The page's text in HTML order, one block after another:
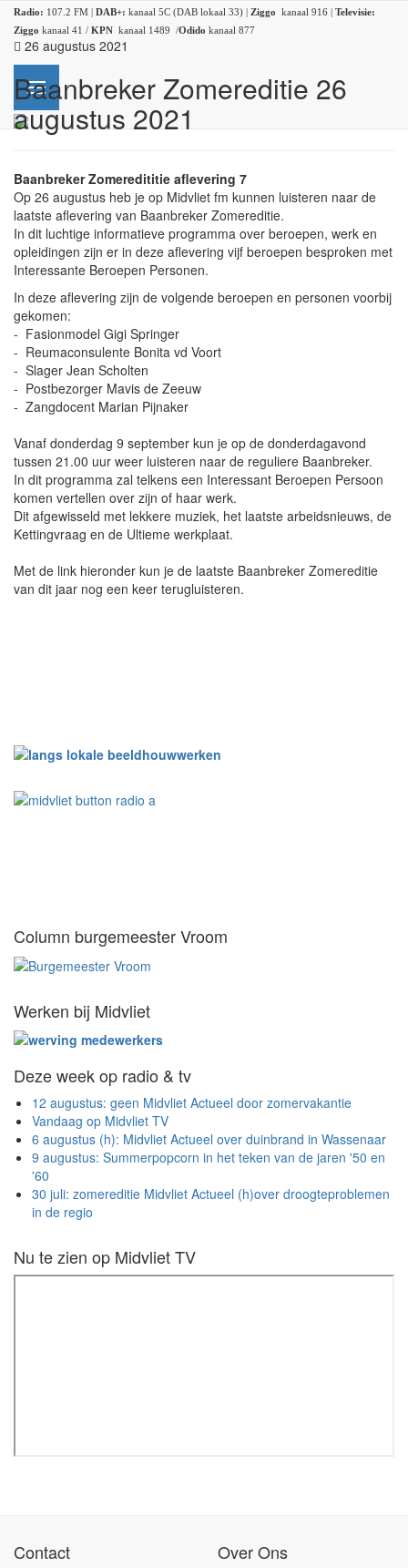
Radio: 107.2 FM | DAB+: kanaal 5C (DAB lokaal 33) | Ziggo kanaal 916 | Televisie:
Ziggo kanaal 41 / KPN kanaal 1489 /Odido kanaal 877
26 augustus 2021
Baanbreker Zomereditie 26
augustus 2021
Baanbreker Zomeredititie aflevering 7
Op 26 augustus heb je op Midvliet fm kunnen luisteren naar de
laatste aflevering van Baanbreker Zomereditie.
In dit luchtige informatieve programma over beroepen, werk en
opleidingen zijn er in deze aflevering vijf beroepen besproken met
Interessante Beroepen Personen.
In deze aflevering zijn de volgende beroepen en personen voorbij
gekomen:
- Fasionmodel Gigi Springer
- Reumaconsulente Bonita vd Voort
- Slager Jean Scholten
- Postbezorger Mavis de Zeeuw
- Zangdocent Marian Pijnaker
Vanaf donderdag 9 september kun je op de donderdagavond
tussen 21.00 uur weer luisteren naar de reguliere Baanbreker.
In dit programma zal telkens een Interessant Beroepen Persoon
komen vertellen over zijn of haar werk.
Dit afgewisseld met lekkere muziek, het laatste arbeidsnieuws, de
Kettingvraag en de Ultieme werkplaat.
Met de link hieronder kun je de laatste Baanbreker Zomereditie
van dit jaar nog een keer terugluisteren.
Column burgemeester Vroom
Werken bij Midvliet
Deze week op radio & tv
12 augustus: geen Midvliet Actueel door zomervakantie
Vandaag op Midvliet TV
6 augustus (h): Midvliet Actueel over duinbrand in Wassenaar
9 augustus: Summerpopcorn in het teken van de jaren '50 en
'60
30 juli: zomereditie Midvliet Actueel (h)over droogteproblemen
in de regio
Nu te zien op Midvliet TV
Contact Over Ons